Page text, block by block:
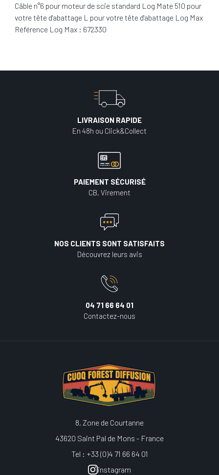
Câble n°6 pour moteur de scie standard Log Mate 510 pour
votre tête d'abattage L pour votre tête d'abattage Log Max
Référence Log Max : 672330
LIVRAISON RAPIDE
En 48h ou Click&Collect
PAIEMENT SÉCURISÉ
CB, Virement
NOS CLIENTS SONT SATISFAITS
Découvrez leurs avis
04 71 66 64 01
Contactez-nous
8, Zone de Courtanne
43620 Saint Pal de Mons - France
Tel : +33 (0)4 71 66 64 01
instagram